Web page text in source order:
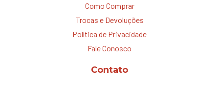
Como Comprar
Trocas e Devoluções
Política de Privacidade
Fale Conosco
Contato